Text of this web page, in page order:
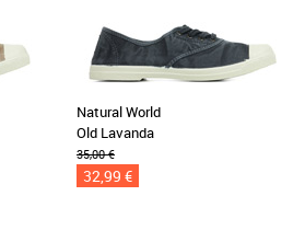
Natural World
Old Lavanda
35,00 €
32,99 €